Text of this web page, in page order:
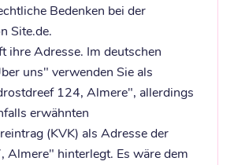
Bedenken bei der
Site.de.
ihre Adresse. Im deutschen
uns" verwenden Sie als
124, Almere", allerdings
erwähnten
(KVK) als Adresse der
Almere" hinterlegt. Es wäre dem